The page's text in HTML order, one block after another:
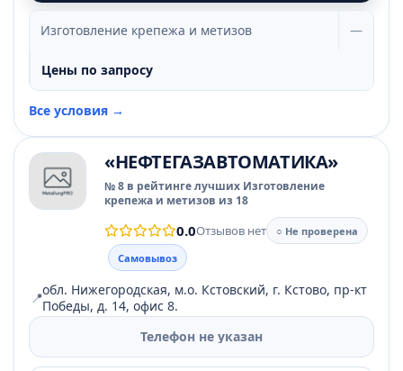
Изготовление крепежа и метизов —
Цены по запросу
Все условия →
«НЕФТЕГАЗАВТОМАТИКА»
№ 8 в рейтинге лучших Изготовление
крепежа и метизов из 18
0.0Отзывов нет
○ Не проверена
Самовывоз
📍обл. Нижегородская, м.о. Кстовский, г. Кстово, пр-кт
Победы, д. 14, офис 8.
Телефон не указан